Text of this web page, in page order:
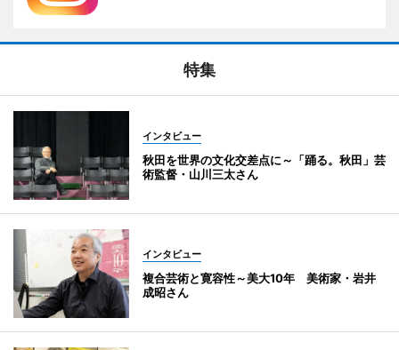
特集
インタビュー
秋田を世界の文化交差点に～「踊る。秋田」芸
術監督・山川三太さん
インタビュー
複合芸術と寛容性～美大10年 美術家・岩井
成昭さん